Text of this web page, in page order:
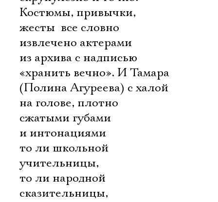
Костюмы, привычки,
жесты  все словно
извлечено актерами
из архива с надписью
«хранить вечно». И Тамара
(Полина Агуреева) с халой
на голове, плотно
сжатыми губами
и интонациями
то ли школьной
учительницы,
то ли народной
сказительницы,